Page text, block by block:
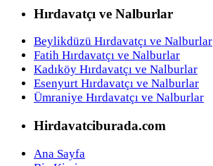
Hırdavatçı ve Nalburlar
Beylikdüzü Hırdavatçı ve Nalburlar
Fatih Hırdavatçı ve Nalburlar
Kadıköy Hırdavatçı ve Nalburlar
Esenyurt Hırdavatçı ve Nalburlar
Ümraniye Hırdavatçı ve Nalburlar
Hirdavatciburada.com
Ana Sayfa